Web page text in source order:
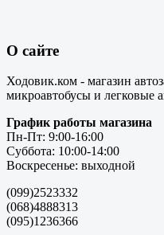
О сайте
Ходовик.ком - магазин
микроавтобусы и легковые
График работы магазина
Пн-Пт: 9:00-16:00
Суббота: 10:00-14:00
Воскресенье: выходной
(099)2523332
(068)4888313
(095)1236366